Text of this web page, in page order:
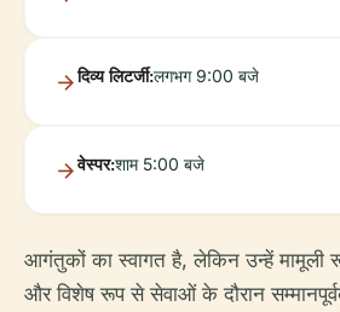
दिव्य लिटर्जी:लगभग 9:00 बजे
वेस्पर:शाम 5:00 बजे
आगंतुकों का स्वागत है, लेकिन उन्हें मामूली
और विशेष रूप से सेवाओं के दौरान